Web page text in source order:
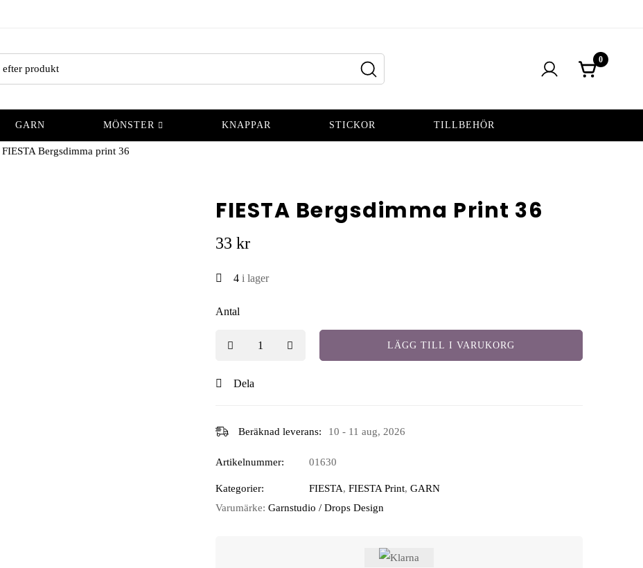
0
GARN MÖNSTER KNAPPAR STICKOR TILLBEHÖR
FIESTA Bergsdimma print 36
FIESTA Bergsdimma Print 36
33 kr
4 i lager
Antal
LÄGG TILL I VARUKORG
Dela
Beräknad leverans: 10 - 11 aug, 2026
Artikelnummer: 01630
Kategorier: FIESTA, FIESTA Print, GARN
Varumärke: Garnstudio / Drops Design